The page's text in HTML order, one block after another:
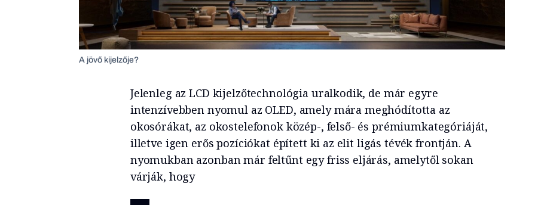
A jövő kijelzője?
Jelenleg az LCD kijelzőtechnológia uralkodik, de már egyre
intenzívebben nyomul az OLED, amely mára meghódította az
okosórákat, az okostelefonok közép-, felső- és prémiumkategóriáját,
illetve igen erős pozíciókat épített ki az elit ligás tévék frontján. A
nyomukban azonban már feltűnt egy friss eljárás, amelytől sokan
várják, hogy